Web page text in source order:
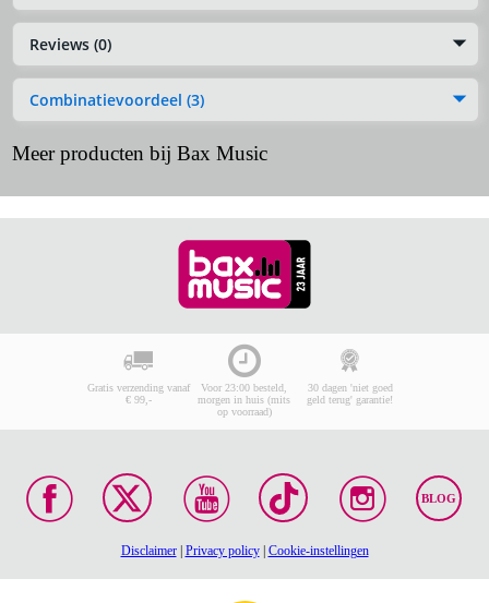
Reviews (0)
Combinatievoordeel (3)
Meer producten bij Bax Music
Gratis verzending vanaf
€ 99,-
Voor 23:00 besteld,
morgen in huis (mits
op voorraad)
30 dagen 'niet goed
geld terug' garantie!
BLOG
Disclaimer| Privacy policy| Cookie-instellingen